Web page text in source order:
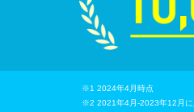
※1 2024年4月時点
※2 2021年4月-2023年12月に